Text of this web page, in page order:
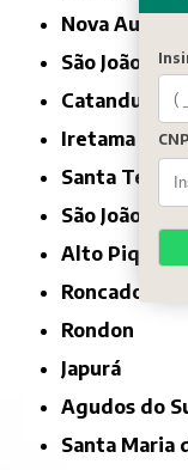
Nova Aurora
São João
Catanduvas
Iretama
Santa
São João do
Alto Piquiri
Roncador
Rondon
Japurá
Agudos do
Santa Maria